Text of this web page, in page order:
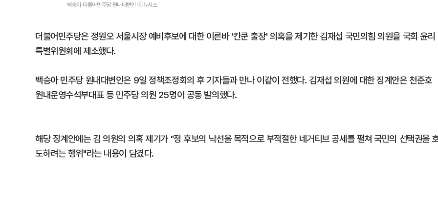
백승아 더불어민주당 원내대변인 ⓒ뉴시스
더불어민주당은 정원오 서울시장 예비후보에 대한 이른바 '칸쿤 출장' 의혹을 제기한 김재섭 국민의힘 의원을 국회 윤리
특별위원회에 제소했다.
백승아 민주당 원내대변인은 9일 정책조정회의 후 기자들과 만나 이같이 전했다. 김재섭 의원에 대한 징계안은 천준호
원내운영수석부대표 등 민주당 의원 25명이 공동 발의했다.
해당 징계안에는 김 의원의 의혹 제기가 "정 후보의 낙선을 목적으로 부적절한 네거티브 공세를 펼쳐 국민의 선택권을
도하려는 행위"라는 내용이 담겼다.